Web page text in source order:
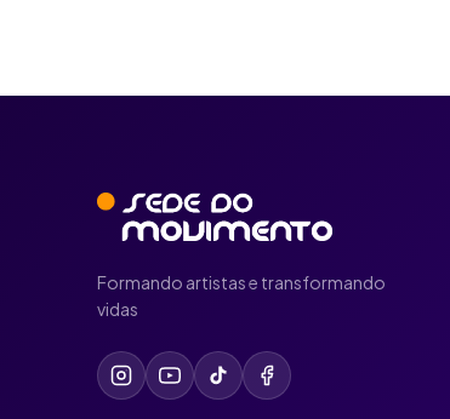
Formando artistas e transformando
vidas